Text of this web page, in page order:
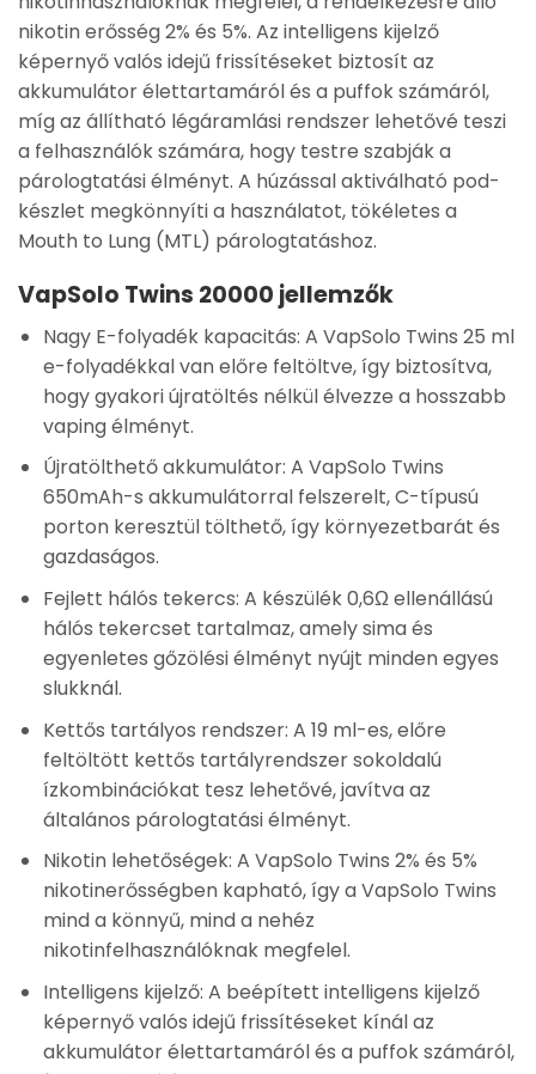
nikotin erősség 2% és 5%. Az intelligens kijelző
képernyő valós idejű frissítéseket biztosít az
akkumulátor élettartamáról és a puffok számáról,
míg az állítható légáramlási rendszer lehetővé teszi
a felhasználók számára, hogy testre szabják a
párologtatási élményt. A húzással aktiválható pod-
készlet megkönnyíti a használatot, tökéletes a
Mouth to Lung (MTL) párologtatáshoz.
VapSolo Twins 20000 jellemzők
Nagy E-folyadék kapacitás: A VapSolo Twins 25 ml
e-folyadékkal van előre feltöltve, így biztosítva,
hogy gyakori újratöltés nélkül élvezze a hosszabb
vaping élményt.
Újratölthető akkumulátor: A VapSolo Twins
650mAh-s akkumulátorral felszerelt, C-típusú
porton keresztül tölthető, így környezetbarát és
gazdaságos.
Fejlett hálós tekercs: A készülék 0,6Ω ellenállású
hálós tekercset tartalmaz, amely sima és
egyenletes gőzölési élményt nyújt minden egyes
slukknál.
Kettős tartályos rendszer: A 19 ml-es, előre
feltöltött kettős tartályrendszer sokoldalú
ízkombinációkat tesz lehetővé, javítva az
általános párologtatási élményt.
Nikotin lehetőségek: A VapSolo Twins 2% és 5%
nikotinerősségben kapható, így a VapSolo Twins
mind a könnyű, mind a nehéz
nikotinfelhasználóknak megfelel.
Intelligens kijelző: A beépített intelligens kijelző
képernyő valós idejű frissítéseket kínál az
akkumulátor élettartamáról és a puffok számáról,